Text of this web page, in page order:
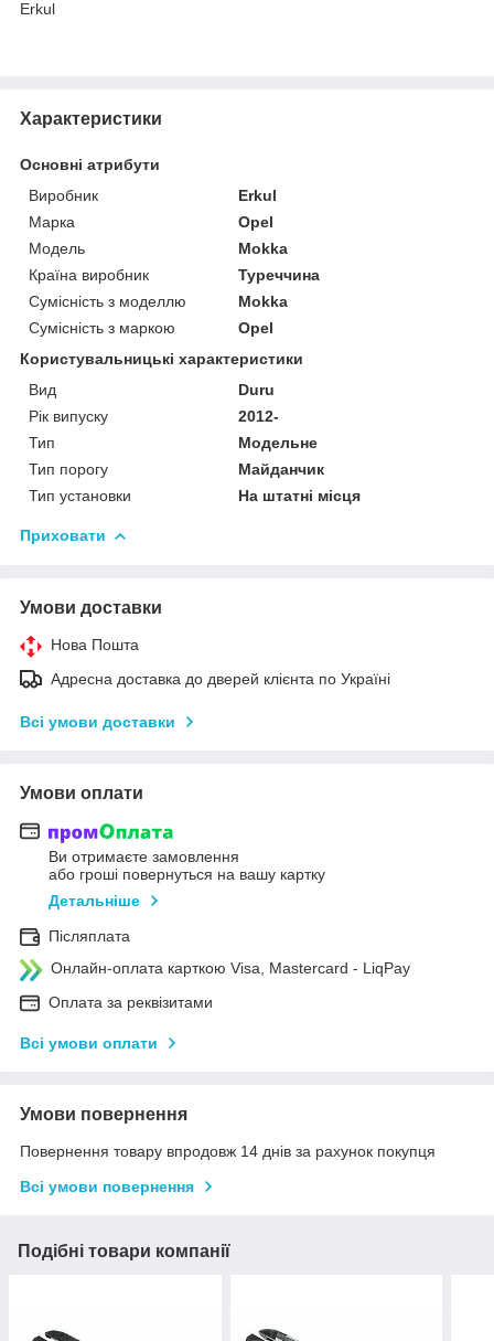
Erkul
Характеристики
Основні атрибути
Виробник
Erkul
Марка
Opel
Модель
Mokka
Країна виробник
Туреччина
Сумісність з моделлю
Mokka
Сумісність з маркою
Opel
Користувальницькі характеристики
Вид
Duru
Рік випуску
2012-
Тип
Модельне
Тип порогу
Майданчик
Тип установки
На штатні місця
Приховати
Умови доставки
Нова Пошта
Адресна доставка до дверей клієнта по Україні
Всі умови доставки
Умови оплати
Ви отримаєте замовлення
або гроші повернуться на вашу картку
Детальніше
Післяплата
Онлайн-оплата карткою Visa, Mastercard - LiqPay
Оплата за реквізитами
Всі умови оплати
Умови повернення
Повернення товару впродовж 14 днів за рахунок покупця
Всі умови повернення
Подібні товари компанії